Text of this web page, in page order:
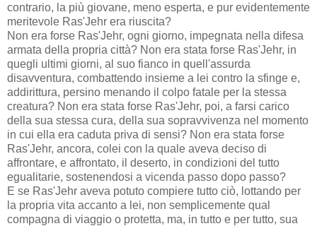
contrario, la più giovane, meno esperta, e pur evidentemente
meritevole Ras'Jehr era riuscita?
Non era forse Ras'Jehr, ogni giorno, impegnata nella difesa
armata della propria città? Non era stata forse Ras'Jehr, in
quegli ultimi giorni, al suo fianco in quell'assurda
disavventura, combattendo insieme a lei contro la sfinge e,
addirittura, persino menando il colpo fatale per la stessa
creatura? Non era stata forse Ras'Jehr, poi, a farsi carico
della sua stessa cura, della sua sopravvivenza nel momento
in cui ella era caduta priva di sensi? Non era stata forse
Ras'Jehr, ancora, colei con la quale aveva deciso di
affrontare, e affrontato, il deserto, in condizioni del tutto
egualitarie, sostenendosi a vicenda passo dopo passo?
E se Ras'Jehr aveva potuto compiere tutto ciò, lottando per
la propria vita accanto a lei, non semplicemente qual
compagna di viaggio o protetta, ma, in tutto e per tutto, sua